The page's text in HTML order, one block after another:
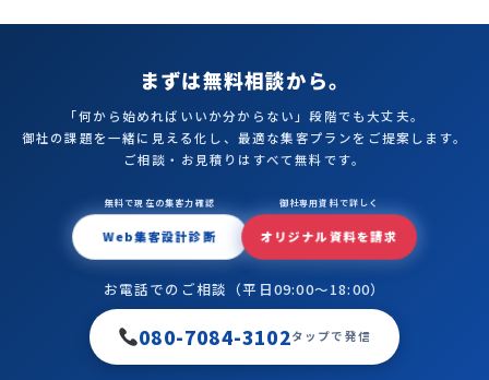
まずは無料相談から。
「何から始めればいいか分からない」段階でも大丈夫。
御社の課題を一緒に見える化し、最適な集客プランをご提案します。
ご相談・お見積りはすべて無料です。
無料で現在の集客力確認
Web集客設計診断
御社専用資料で詳しく
オリジナル資料を請求
お電話でのご相談（平日09:00〜18:00）
080-7084-3102タップで発信